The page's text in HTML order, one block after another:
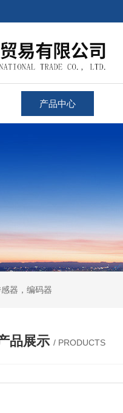
产品中心
器，编码器
品展示 / PRODUCTS